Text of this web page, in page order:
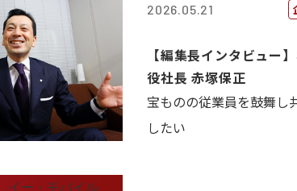
2026.05.21
【編集長インタビュ
役社長 赤塚保正
宝ものの従業員を鼓舞し
したい